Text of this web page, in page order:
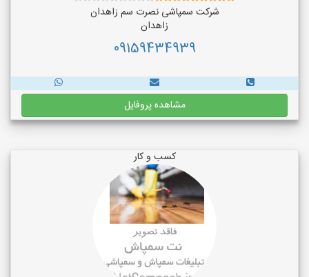
شرکت سمپاشی نصرت سم زاهدان
زاهدان
09159434939
مشاهده پروفایل
کسب و کار